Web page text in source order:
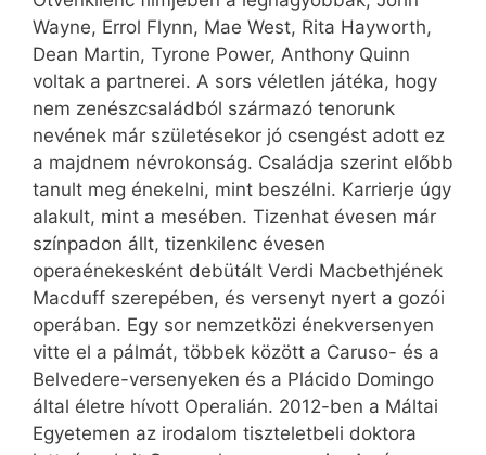
Wayne, Errol Flynn, Mae West, Rita Hayworth,
Dean Martin, Tyrone Power, Anthony Quinn
voltak a partnerei. A sors véletlen játéka, hogy
nem zenészcsaládból származó tenorunk
nevének már születésekor jó csengést adott ez
a majdnem névrokonság. Családja szerint előbb
tanult meg énekelni, mint beszélni. Karrierje úgy
alakult, mint a mesében. Tizenhat évesen már
színpadon állt, tizenkilenc évesen
operaénekesként debü­tált Verdi Macbeth­jének
Macduff szerepében, és versenyt nyert a gozói
operában. Egy sor nemzetközi énekversenyen
vitte el a pálmát, többek között a Caruso- és a
Belvedere-versenyeken és a Plácido Domingo
által életre hívott Operalián. 2012-ben a Máltai
Egyetemen az irodalom tiszteletbeli doktora